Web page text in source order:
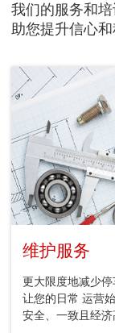
我们的服务和
助您提升信心和
维护服务
更大限度地减少停
让您的日常 运营始
安全、一致且经济